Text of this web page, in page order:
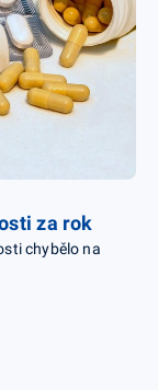
za rok
chybělo na